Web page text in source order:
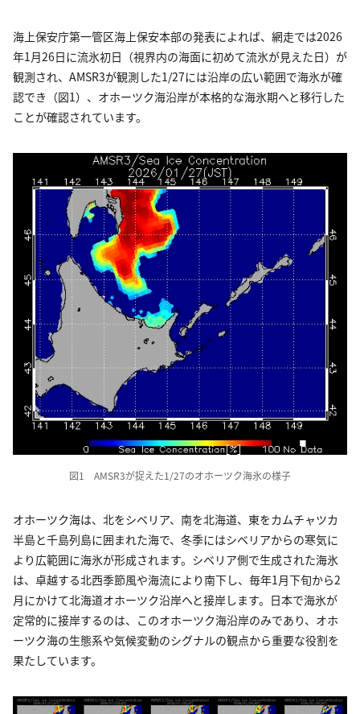
海上保安庁第一管区海上保安本部の発表によれば、網走では2026
年1月26日に流氷初日（視界内の海面に初めて流氷が見えた日）が
観測され、AMSR3が観測した1/27には沿岸の広い範囲で海氷が確
認でき（図1）、オホーツク海沿岸が本格的な海氷期へと移行した
ことが確認されています。
図1 AMSR3が捉えた1/27のオホーツク海氷の様子
オホーツク海は、北をシベリア、南を北海道、東をカムチャツカ
半島と千島列島に囲まれた海で、冬季にはシベリアからの寒気に
より広範囲に海氷が形成されます。シベリア側で生成された海氷
は、卓越する北西季節風や海流により南下し、毎年1月下旬から2
月にかけて北海道オホーツク沿岸へと接岸します。日本で海氷が
定常的に接岸するのは、このオホーツク海沿岸のみであり、オホ
ーツク海の生態系や気候変動のシグナルの観点から重要な役割を
果たしています。